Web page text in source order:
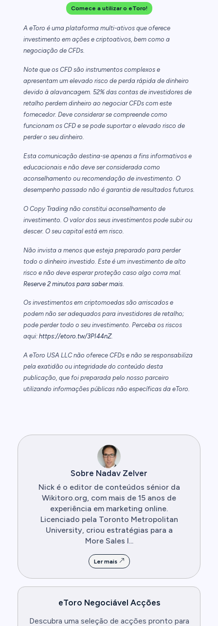
Comece a utilizar o eToro!
A eToro é uma plataforma multi-ativos que oferece
investimento em ações e criptoativos, bem como a
negociação de CFDs.
Note que os CFD são instrumentos complexos e
apresentam um elevado risco de perda rápida de dinheiro
devido à alavancagem. 52% das contas de investidores de
retalho perdem dinheiro ao negociar CFDs com este
fornecedor. Deve considerar se compreende como
funcionam os CFD e se pode suportar o elevado risco de
perder o seu dinheiro.
Esta comunicação destina-se apenas a fins informativos e
educacionais e não deve ser considerada como
aconselhamento ou recomendação de investimento. O
desempenho passado não é garantia de resultados futuros.
O Copy Trading não constitui aconselhamento de
investimento. O valor dos seus investimentos pode subir ou
descer. O seu capital está em risco.
Não invista a menos que esteja preparado para perder
todo o dinheiro investido. Este é um investimento de alto
risco e não deve esperar proteção caso algo corra mal.
Reserve 2 minutos para saber mais
Os investimentos em criptomoedas são arriscados e
podem não ser adequados para investidores de retalho;
pode perder todo o seu investimento. Perceba os riscos
aqui: https://etoro.tw/3PI44nZ.
A eToro USA LLC não oferece CFDs e não se responsabiliza
pela exatidão ou integridade do conteúdo desta
publicação, que foi preparada pelo nosso parceiro
utilizando informações públicas não específicas da eToro.
Sobre Nadav Zelver
Nick é o editor de conteúdos sénior da
Wikitoro.org, com mais de 15 anos de
experiência em marketing online.
Licenciado pela Toronto Metropolitan
University, criou estratégias para a
More Sales I...
Ler mais
eToro Negociável Acções
Descubra uma seleção de acções pronto para